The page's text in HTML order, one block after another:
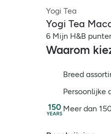
Yogi Tea
Yogi Tea
6 Mijn H&B
Waarom
Breed
Persoonlijke
Meer dan